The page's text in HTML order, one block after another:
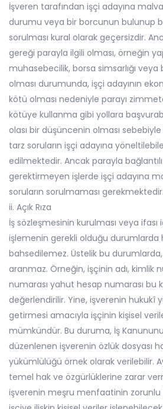
İşveren tarafından işçi adayına
durumu veya bir borcunun bulunup
sorulması kural olarak geçersizdir.
gereği parayla ilgili olması, örneğin
muhasebecilik, borsa simsarlığı veya
olması durumunda, işçi adayının
kötü olması nedeniyle parayı
kötüye kullanma gibi yollara
olası bir düşüncenin olması
tarz soruların işçi adayına
edilmektedir. Ancak parayla
gerektirmeyen işlerde işçi adayına
soruların sorulmaması gerekmektedir.
ii. Açık Rıza
İş sözleşmesinin kurulması veya ifası
işlemenin gerekli olduğu durumlarda
bahsedilemez. Üstelik bu durumlarda,
aranmaz. Örneğin, işçinin adı, kimlik
numarası yahut hesap numarası bu
değerlendirilir. Yine, işverenin hukukî
getirmesi amacıyla işçinin kişisel
mümkündür. Bu duruma, İş
düzenlenen işverenin özlük dosyası
yükümlülüğü örnek olarak verilebilir.
temel hak ve özgürlüklerine zarar
işverenin meşru menfaatinin zorunlu